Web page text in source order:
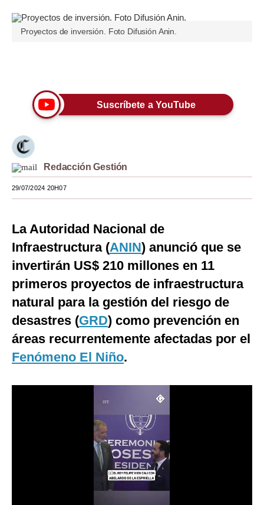
Opinión
Tendencias
Lujo
Viajes
Mundo
EEUU
España
Internacional
Proyectos de inversión. Foto Difusión Anin.
Suscríbete a YouTube
Redacción Gestión
29/07/2024 20H07
La Autoridad Nacional de
Infraestructura (ANIN) anunció que se
invertirán US$ 210 millones en 11
primeros proyectos de infraestructura
natural para la gestión del riesgo de
desastres (GRD) como prevención en
áreas recurrentemente afectadas por el
Fenómeno El Niño.